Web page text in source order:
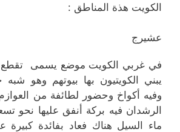
الكويت هذة المناطق :
عشیرج
في غربي الكويت موضع يسمى تقطع
يبني الكويتيون بها بيوتهم وهو
وفيه أكواخ وحضور لطائفة من
الرشدان فيه بركة أنفق عليها نحو
ماء السيل هناك فعاد بفائدة كبيرة